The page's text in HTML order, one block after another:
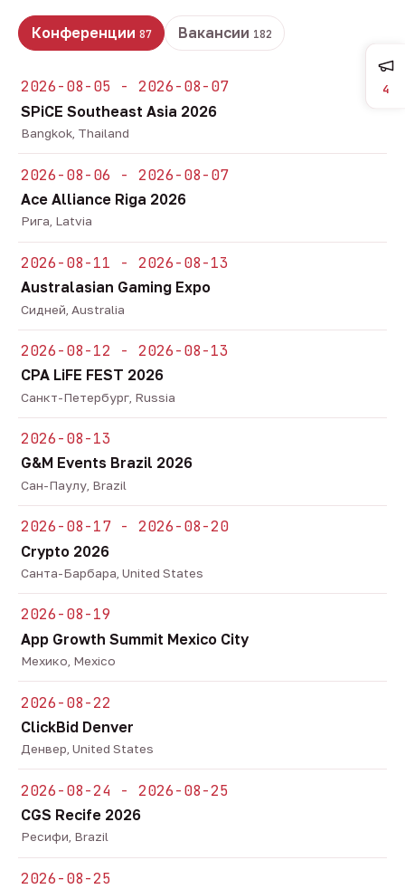
Конференции 87 Вакансии 182
2026-08-05 - 2026-08-07
SPiCE Southeast Asia 2026
Bangkok, Thailand
2026-08-06 - 2026-08-07
Ace Alliance Riga 2026
Рига, Latvia
2026-08-11 - 2026-08-13
Australasian Gaming Expo
Сидней, Australia
2026-08-12 - 2026-08-13
CPA LiFE FEST 2026
Санкт-Петербург, Russia
2026-08-13
G&M Events Brazil 2026
Сан-Паулу, Brazil
2026-08-17 - 2026-08-20
Crypto 2026
Санта-Барбара, United States
2026-08-19
App Growth Summit Mexico City
Мехико, Mexico
2026-08-22
ClickBid Denver
Денвер, United States
2026-08-24 - 2026-08-25
CGS Recife 2026
Ресифи, Brazil
2026-08-25
4